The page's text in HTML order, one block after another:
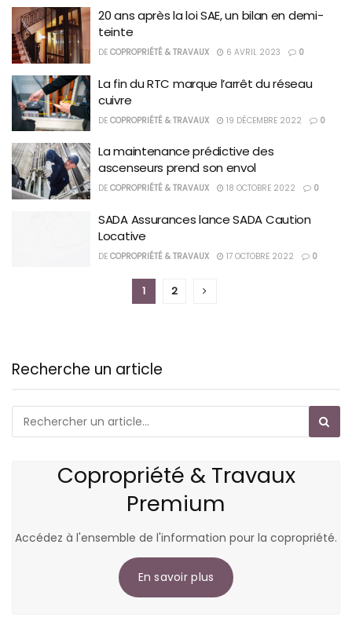
20 ans après la loi SAE, un bilan en demi-
teinte
DE COPROPRIÉTÉ & TRAVAUX 6 AVRIL 2023 0
La fin du RTC marque l’arrêt du réseau
cuivre
DE COPROPRIÉTÉ & TRAVAUX 19 DÉCEMBRE 2022 0
La maintenance prédictive des
ascenseurs prend son envol
DE COPROPRIÉTÉ & TRAVAUX 18 OCTOBRE 2022 0
SADA Assurances lance SADA Caution
Locative
DE COPROPRIÉTÉ & TRAVAUX 17 OCTOBRE 2022 0
1 2
Recherche un article
Copropriété & Travaux
Premium
Accédez à l'ensemble de l'information pour la copropriété.
En savoir plus